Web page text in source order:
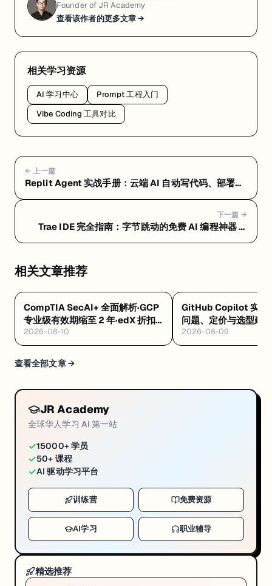
Founder of JR Academy
查看该作者的更多文章 →
相关学习资源
AI 学习中心
Prompt 工程入门
Vibe Coding 工具对比
← 上一篇
Replit Agent 实战手册：云端 AI 自动写代码、部署一
下一篇 →
Trae IDE 完全指南：字节跳动的免费 AI 编程神器 —
相关文章推荐
CompTIA SecAI+ 全面解析·GCP
专业级有效期缩至 2 年·edX 折扣
码 8/12 到期
2026-08-10
GitHub Copilot 实战
问题、定价与选型建议
2026-08-09
查看全部文章 →
JR Academy
全球华人学习 AI 第一站
✓15000+ 学员
✓50+ 课程
✓AI 驱动学习平台
训练营 免费资源
AI学习 职业辅导
精选推荐